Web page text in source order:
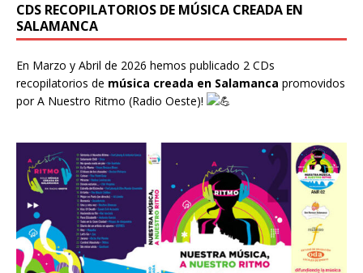
CDS RECOPILATORIOS DE MÚSICA CREADA EN
SALAMANCA
En Marzo y Abril de 2026 hemos publicado 2 CDs
recopilatorios de música creada en Salamanca promovidos
porA Nuestro Ritmo (Radio Oeste)!